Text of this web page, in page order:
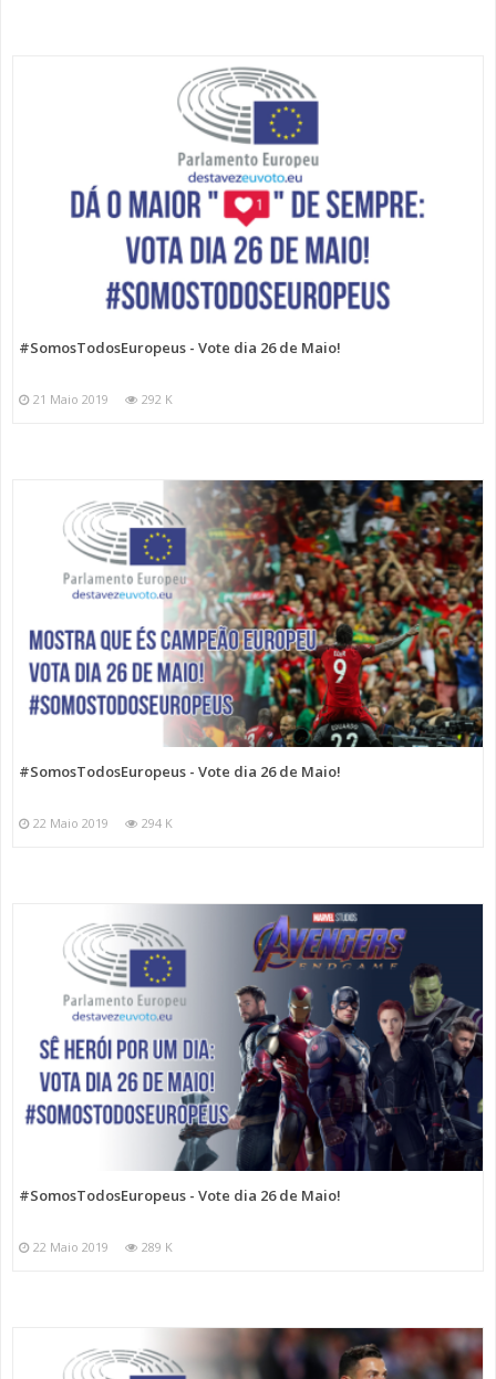
#SomosTodosEuropeus - Vote dia 26 de Maio!
21 Maio 2019 292 K
#SomosTodosEuropeus - Vote dia 26 de Maio!
22 Maio 2019 294 K
#SomosTodosEuropeus - Vote dia 26 de Maio!
22 Maio 2019 289 K